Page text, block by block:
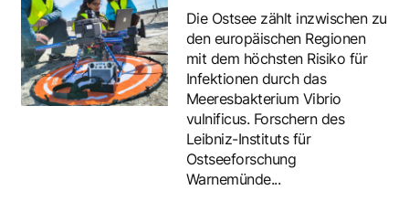
Die Ostsee zählt inzwischen zu
den europäischen Regionen
mit dem höchsten Risiko für
Infektionen durch das
Meeresbakterium Vibrio
vulnificus. Forschern des
Leibniz-Instituts für
Ostseeforschung
Warnemünde...